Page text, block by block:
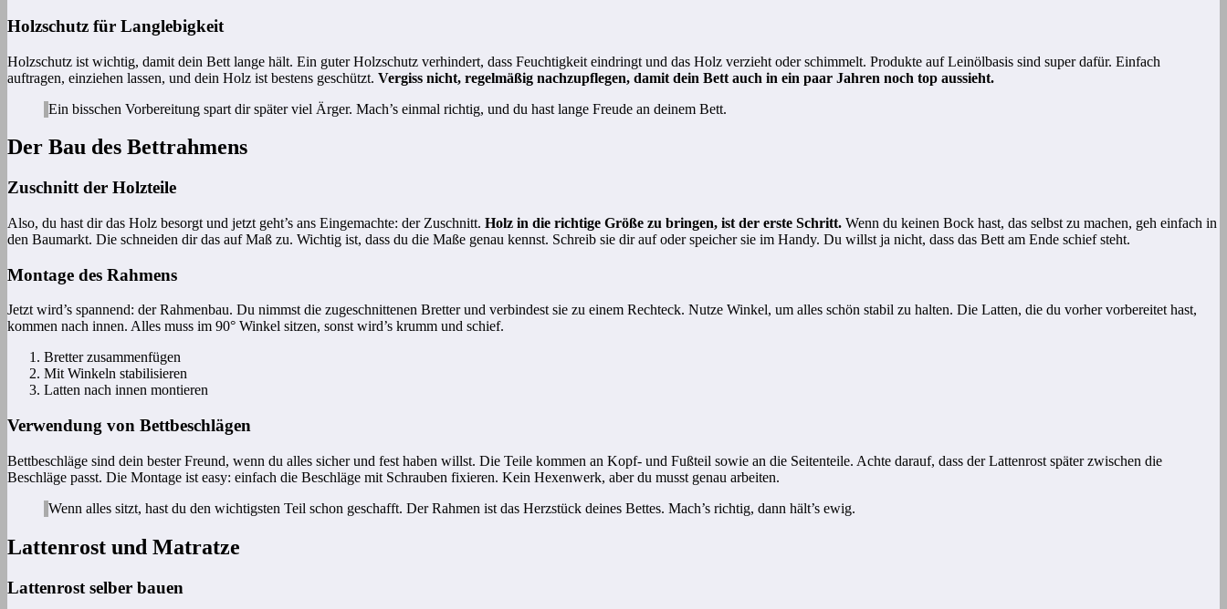
Holzschutz für Langlebigkeit
Holzschutz ist wichtig, damit dein Bett lange hält. Ein guter Holzschutz verhindert, dass Feuchtigkeit eindringt und das Holz verzieht oder schimmelt. Produkte auf Leinölbasis sind super dafür. Einfach
auftragen, einziehen lassen, und dein Holz ist bestens geschützt. Vergiss nicht, regelmäßig nachzupflegen, damit dein Bett auch in ein paar Jahren noch top aussieht.
Ein bisschen Vorbereitung spart dir später viel Ärger. Mach’s einmal richtig, und du hast lange Freude an deinem Bett.
Der Bau des Bettrahmens
Zuschnitt der Holzteile
Also, du hast dir das Holz besorgt und jetzt geht’s ans Eingemachte: der Zuschnitt. Holz in die richtige Größe zu bringen, ist der erste Schritt. Wenn du keinen Bock hast, das selbst zu machen, geh einfach in
den Baumarkt. Die schneiden dir das auf Maß zu. Wichtig ist, dass du die Maße genau kennst. Schreib sie dir auf oder speicher sie im Handy. Du willst ja nicht, dass das Bett am Ende schief steht.
Montage des Rahmens
Jetzt wird’s spannend: der Rahmenbau. Du nimmst die zugeschnittenen Bretter und verbindest sie zu einem Rechteck. Nutze Winkel, um alles schön stabil zu halten. Die Latten, die du vorher vorbereitet hast,
kommen nach innen. Alles muss im 90° Winkel sitzen, sonst wird’s krumm und schief.
Bretter zusammenfügen
Mit Winkeln stabilisieren
Latten nach innen montieren
Verwendung von Bettbeschlägen
Bettbeschläge sind dein bester Freund, wenn du alles sicher und fest haben willst. Die Teile kommen an Kopf- und Fußteil sowie an die Seitenteile. Achte darauf, dass der Lattenrost später zwischen die
Beschläge passt. Die Montage ist easy: einfach die Beschläge mit Schrauben fixieren. Kein Hexenwerk, aber du musst genau arbeiten.
Wenn alles sitzt, hast du den wichtigsten Teil schon geschafft. Der Rahmen ist das Herzstück deines Bettes. Mach’s richtig, dann hält’s ewig.
Lattenrost und Matratze
Lattenrost selber bauen